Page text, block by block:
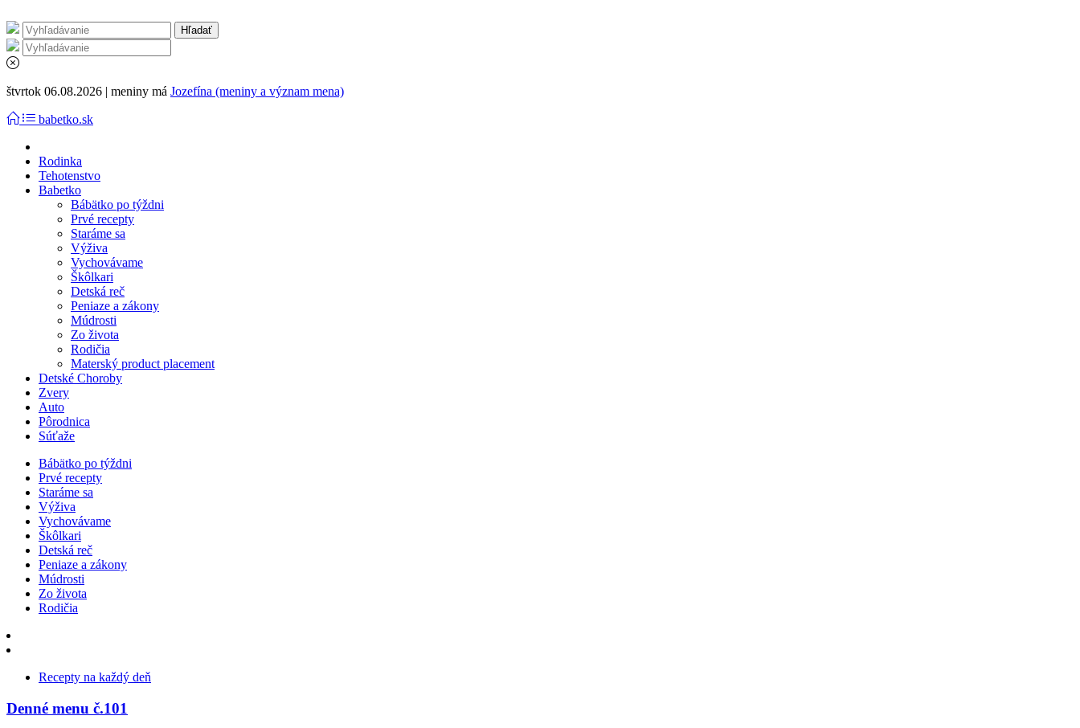
štvrtok 06.08.2026 | meniny má Jozefína (meniny a význam mena)
babetko.sk
Rodinka
Tehotenstvo
Babetko
Bábätko po týždni
Prvé recepty
Staráme sa
Výživa
Vychovávame
Škôlkari
Detská reč
Peniaze a zákony
Múdrosti
Zo života
Rodičia
Materský product placement
Detské Choroby
Zvery
Auto
Pôrodnica
Súťaže
Bábätko po týždni
Prvé recepty
Staráme sa
Výživa
Vychovávame
Škôlkari
Detská reč
Peniaze a zákony
Múdrosti
Zo života
Rodičia
Recepty na každý deň
Denné menu č.101